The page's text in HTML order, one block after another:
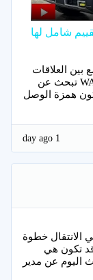
العلاقات
الإنسانية الجيدة والتنظيم الدقيق! WAVEMEDIA تبحث عن
همزة الوصل
1 day ago
الانتقال خطوة
تكون هي
اليوم عن مدير